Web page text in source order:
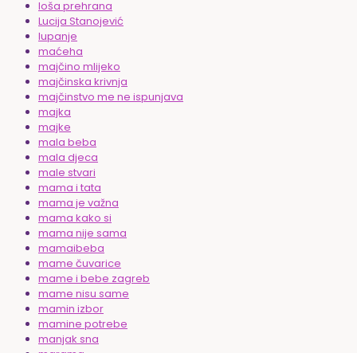
loša prehrana
Lucija Stanojević
lupanje
maćeha
majčino mlijeko
majčinska krivnja
majčinstvo me ne ispunjava
majka
majke
mala beba
mala djeca
male stvari
mama i tata
mama je važna
mama kako si
mama nije sama
mamaibeba
mame čuvarice
mame i bebe zagreb
mame nisu same
mamin izbor
mamine potrebe
manjak sna